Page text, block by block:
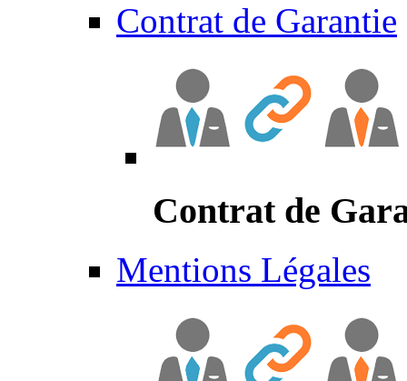
Contrat de Garantie
Contrat de
Mentions Légales